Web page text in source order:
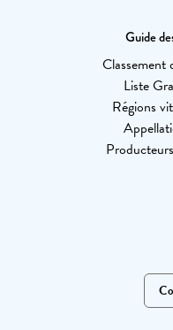
Guide
Classement
Liste
Régions